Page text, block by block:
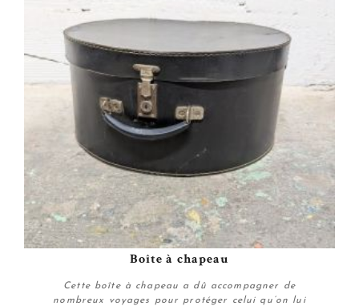
Boîte à chapeau
Cette boîte à chapeau a dû accompagner de
nombreux voyages pour protéger celui qu’on lui